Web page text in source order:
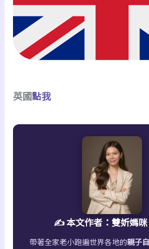
英國點我
✍️ 本文作者：雙妡媽
帶著全家老小跑遍世界各地的親子